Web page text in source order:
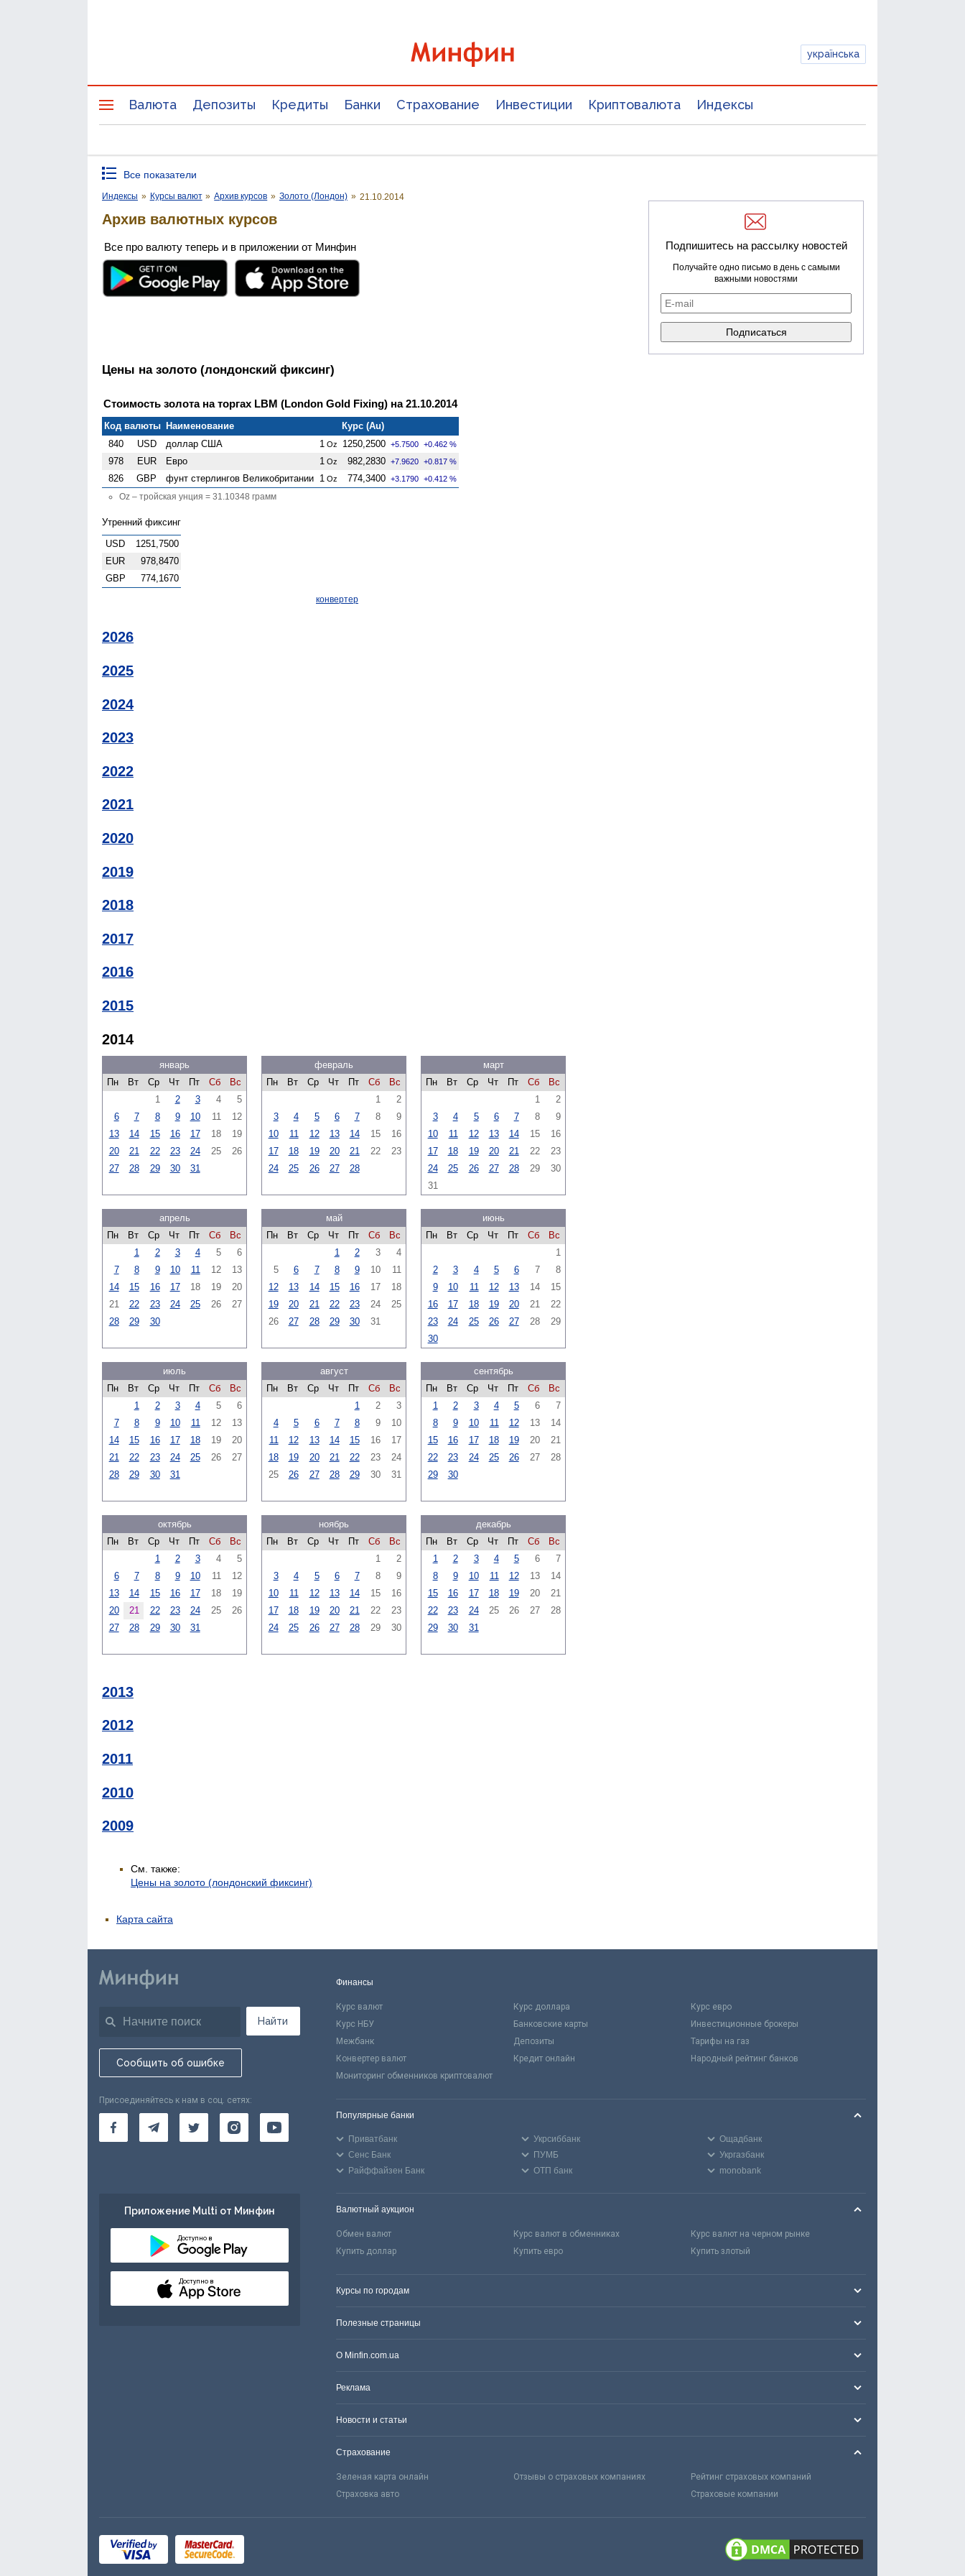
українська
Валюта Депозиты Кредиты Банки Страхование Инвестиции Криптовалюта Индексы
Все показатели
Индексы » Курсы валют » Архив курсов » Золото (Лондон) » 21.10.2014
Архив валютных курсов
Все про валюту теперь и в приложении от Минфин
Цены на золото (лондонский фиксинг)
Стоимость золота на торгах LBM (London Gold Fixing) на 21.10.2014
Код валюты Наименование
Курс (Au)
840
USD доллар США 1 Oz 1250,2500 +5.7500 +0.462 %
978 EUR Евро 1 Oz 982,2830 +7.9620 +0.817 %
826 GBP фунт стерлингов Велико­британии 1 Oz 774,3400 +3.1790 +0.412 %
Oz – тройская унция = 31.10348 грамм
Утренний фиксинг
USD
1251,7500
EUR
978,8470
GBP
774,1670
конвертер
2026
2025
2024
2023
2022
2021
2020
2019
2018
2017
2016
2015
2014
январь
Пн
Вт Ср Чт Пт Сб
Вс
1
2 3 4
5
6
7 8 9 10 11
12
13
14 15 16 17 18
19
20
21 22 23 24 25
26
27
28 29 30 31
февраль
Пн
Вт Ср Чт Пт Сб
Вс
1
2
3
4 5 6 7 8
9
10
11 12 13 14 15
16
17
18 19 20 21 22
23
24
25 26 27 28
март
Пн
Вт Ср Чт Пт Сб
Вс
1
2
3
4 5 6 7 8
9
10
11 12 13 14 15
16
17
18 19 20 21 22
23
24
25 26 27 28 29
30
31
апрель
Пн
Вт Ср Чт Пт Сб
Вс
1
2 3 4 5
6
7
8 9 10 11 12
13
14
15 16 17 18 19
20
21
22 23 24 25 26
27
28
29 30
май
Пн
Вт Ср Чт Пт Сб
Вс
1
2 3
4
5
6 7 8 9 10
11
12
13 14 15 16 17
18
19
20 21 22 23 24
25
26
27 28 29 30 31
июнь
Пн
Вт Ср Чт Пт Сб
Вс
1
2
3 4 5 6 7
8
9
10 11 12 13 14
15
16
17 18 19 20 21
22
23
24 25 26 27 28
29
30
июль
Пн
Вт Ср Чт Пт Сб
Вс
1
2 3 4 5
6
7
8 9 10 11 12
13
14
15 16 17 18 19
20
21
22 23 24 25 26
27
28
29 30 31
август
Пн
Вт Ср Чт Пт Сб
Вс
1
2
3
4
5 6 7 8 9
10
11
12 13 14 15 16
17
18
19 20 21 22 23
24
25
26 27 28 29 30 31
сентябрь
Пн
Вт Ср Чт Пт Сб
Вс
1
2 3 4 5 6
7
8
9 10 11 12 13
14
15
16 17 18 19 20
21
22
23 24 25 26 27
28
29
30
октябрь
Пн
Вт Ср Чт Пт Сб
Вс
1
2 3 4
5
6
7 8 9 10 11
12
13
14 15 16 17 18
19
20
21 22 23 24 25
26
27
28 29 30 31
ноябрь
Пн
Вт Ср Чт Пт Сб
Вс
1
2
3
4 5 6 7 8
9
10
11 12 13 14 15
16
17
18 19 20 21 22
23
24
25 26 27 28 29 30
декабрь
Пн
Вт Ср Чт Пт Сб
Вс
1
2 3 4 5 6
7
8
9 10 11 12 13
14
15
16 17 18 19 20
21
22
23 24 25 26 27
28
29
30 31
2013
2012
2011
2010
2009
См. также:
Цены на золото (лондонский фиксинг)
Подпишитесь на рассылку новостей
Получайте одно письмо в день с самыми
важными новостями
Карта сайта
Найти
Сообщить об ошибке
Присоединяйтесь к нам в соц. сетях:
Приложение Multi от Минфин
Доступно в
Доступно в
Финансы
Курс валют Курс доллара
Курс евро
Курс НБУ
Банковские карты
Инвестиционные брокеры
Межбанк
Депозиты
Тарифы на газ
Конвертер валют
Кредит онлайн
Народный рейтинг банков
Мониторинг обменников криптовалют
Популярные банки
Приватбанк Укрсиббанк
Ощадбанк
Сенс Банк
ПУМБ
Укргазбанк
Райффайзен Банк
ОТП банк monobank
Валютный аукцион
Обмен валют Курс валют в обменниках
Курс валют на черном рынке
Купить доллар
Купить евро Купить злотый
Курсы по городам
Полезные страницы
О Minfin.com.ua
Реклама
Новости и статьи
Страхование
Зеленая карта онлайн Отзывы о страховых компаниях
Рейтинг страховых компаний
Страховка авто
Страховые компании